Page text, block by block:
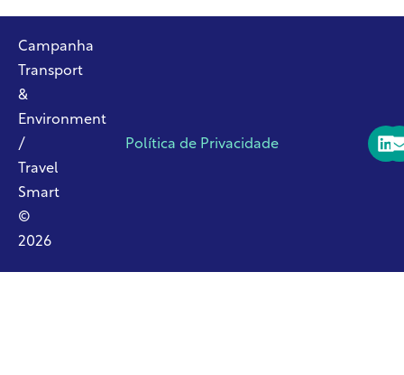
Campanha
Transport
&
Environment
/
Travel
Smart
©
2026
Política de Privacidade